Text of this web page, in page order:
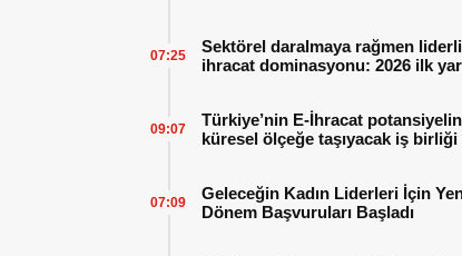
Sektörel daralmaya rağmen
ihracat dominasyonu: 2026 ilk
07:25
Türkiye’nin E-İhracat
küresel ölçeğe taşıyacak iş birliği
09:07
Geleceğin Kadın Liderleri İçin
Dönem Başvuruları Başladı
07:09